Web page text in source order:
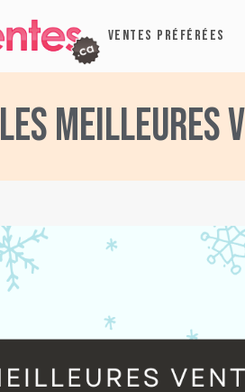
VENTES PRÉFÉRÉES
Les meilleures